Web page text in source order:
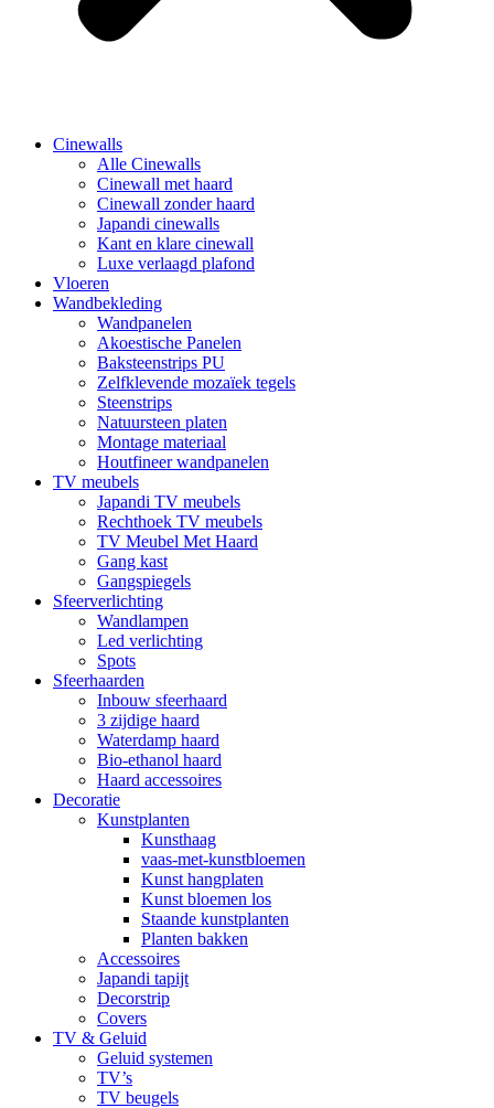
Cinewalls
Alle Cinewalls
Cinewall met haard
Cinewall zonder haard
Japandi cinewalls
Kant en klare cinewall
Luxe verlaagd plafond
Vloeren
Wandbekleding
Wandpanelen
Akoestische Panelen
Baksteenstrips PU
Zelfklevende mozaïek tegels
Steenstrips
Natuursteen platen
Montage materiaal
Houtfineer wandpanelen
TV meubels
Japandi TV meubels
Rechthoek TV meubels
TV Meubel Met Haard
Gang kast
Gangspiegels
Sfeerverlichting
Wandlampen
Led verlichting
Spots
Sfeerhaarden
Inbouw sfeerhaard
3 zijdige haard
Waterdamp haard
Bio-ethanol haard
Haard accessoires
Decoratie
Kunstplanten
Kunsthaag
vaas-met-kunstbloemen
Kunst hangplaten
Kunst bloemen los
Staande kunstplanten
Planten bakken
Accessoires
Japandi tapijt
Decorstrip
Covers
TV & Geluid
Geluid systemen
TV’s
TV beugels